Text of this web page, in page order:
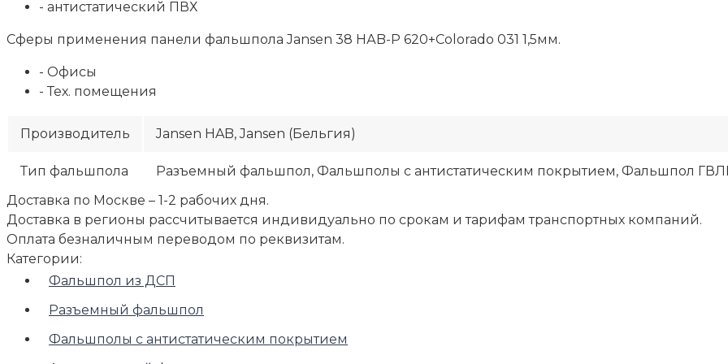
- антистатический ПВХ
Сферы применения панели фальшпола Jansen 38 HАB-P 620+Colorado 031 1,5мм.
- Офисы
- Тех. помещения
Производитель Jansen HAB, Jansen (Бельгия)
Тип фальшпола
Разъемный фальшпол, Фальшполы с антистатическим покрытием, Фальшпол
Доставка по Москве – 1-2 рабочих дня.
Доставка в регионы рассчитывается индивидуально по срокам и тарифам транспортных компаний.
Оплата безналичным переводом по реквизитам.
Категории:
Фальшпол из ДСП
Разъемный фальшпол
Фальшполы с антистатическим покрытием